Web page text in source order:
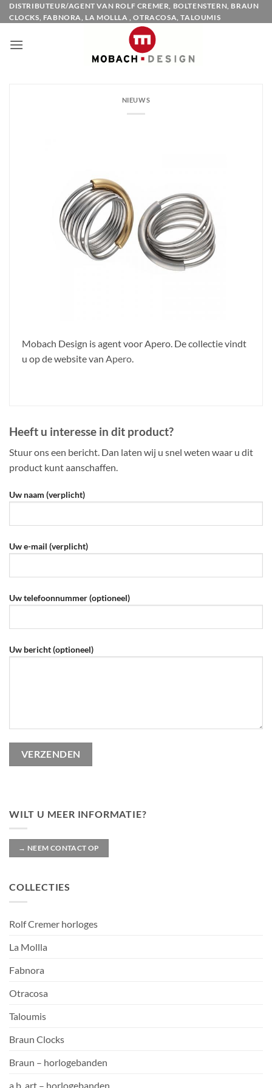
Ga
naar
DISTRIBUTEUR/AGENT VAN ROLF CREMER, BOLTENSTERN, BRAUN
CLOCKS, FABNORA, LA MOLLLA , OTRACOSA, TALOUMIS
WILT U MEER INFORMATIE?
→ NEEM CONTACT OP
COLLECTIES
Rolf Cremer horloges
La Mollla
Fabnora
Otracosa
Taloumis
Braun Clocks
Braun – horlogebanden
a.b. art – horlogebanden
NIEUWS
Mobach Design is agent voor Apero. De collectie vindt
u op de website van Apero.
Heeft u interesse in dit product?
Stuur ons een bericht. Dan laten wij u snel weten waar u dit
product kunt aanschaffen.
Uw naam (verplicht)
Uw e-mail (verplicht)
Uw telefoonnummer (optioneel)
Gelieve dit veld leeg te laten.
Uw bericht (optioneel)